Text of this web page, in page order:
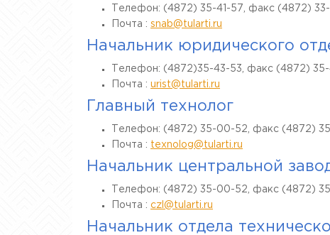
Телефон: (4872) 35-41-57, факс (4872) 33-
Почта : snab@tularti.ru
Начальник юридического
Телефон: (4872)35-43-53, факс (4872) 35-
Почта : urist@tularti.ru
Главный технолог
Телефон: (4872) 35-00-52, факс (4872)
Почта : texnolog@tularti.ru
Начальник центральной
Телефон: (4872) 35-00-52, факс (4872)
Почта : czl@tularti.ru
Начальник отдела